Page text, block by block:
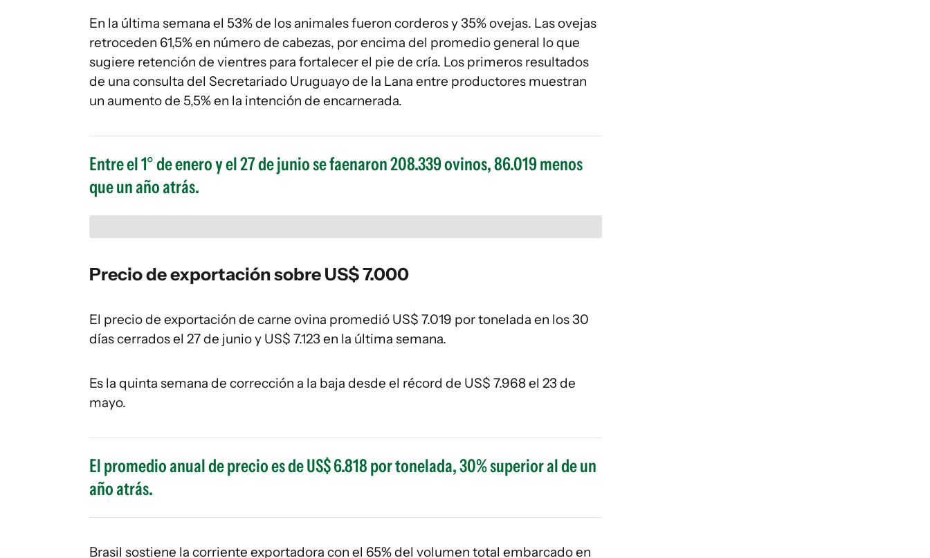
En la última semana el 53% de los animales fueron corderos y 35% ovejas. Las ovejas
retroceden 61,5% en número de cabezas, por encima del promedio general lo que
sugiere retención de vientres para fortalecer el pie de cría. Los primeros resultados
de una consulta del Secretariado Uruguayo de la Lana entre productores muestran
un aumento de 5,5% en la intención de encarnerada.
Entre el 1° de enero y el 27 de junio se faenaron 208.339 ovinos, 86.019 menos
que un año atrás.
Precio de exportación sobre US$ 7.000
El precio de exportación de carne ovina promedió US$ 7.019 por tonelada en los 30
días cerrados el 27 de junio y US$ 7.123 en la última semana.
Es la quinta semana de corrección a la baja desde el récord de US$ 7.968 el 23 de
mayo.
El promedio anual de precio es de US$ 6.818 por tonelada, 30% superior al de un
año atrás.
Brasil sostiene la corriente exportadora con el 65% del volumen total embarcado en